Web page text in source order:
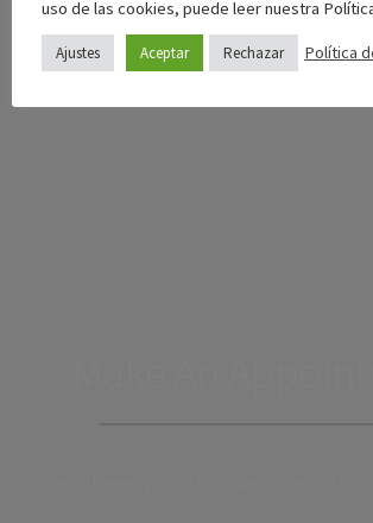
uso de las cookies, puede leer nuestra
Ajustes Aceptar Rechazar Política